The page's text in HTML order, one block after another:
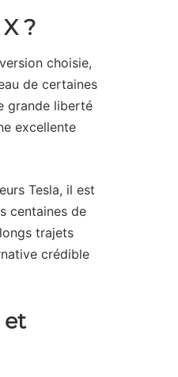
?
choisie,
de certaines
grande liberté
excellente
Tesla, il est
centaines de
trajets
crédible
et